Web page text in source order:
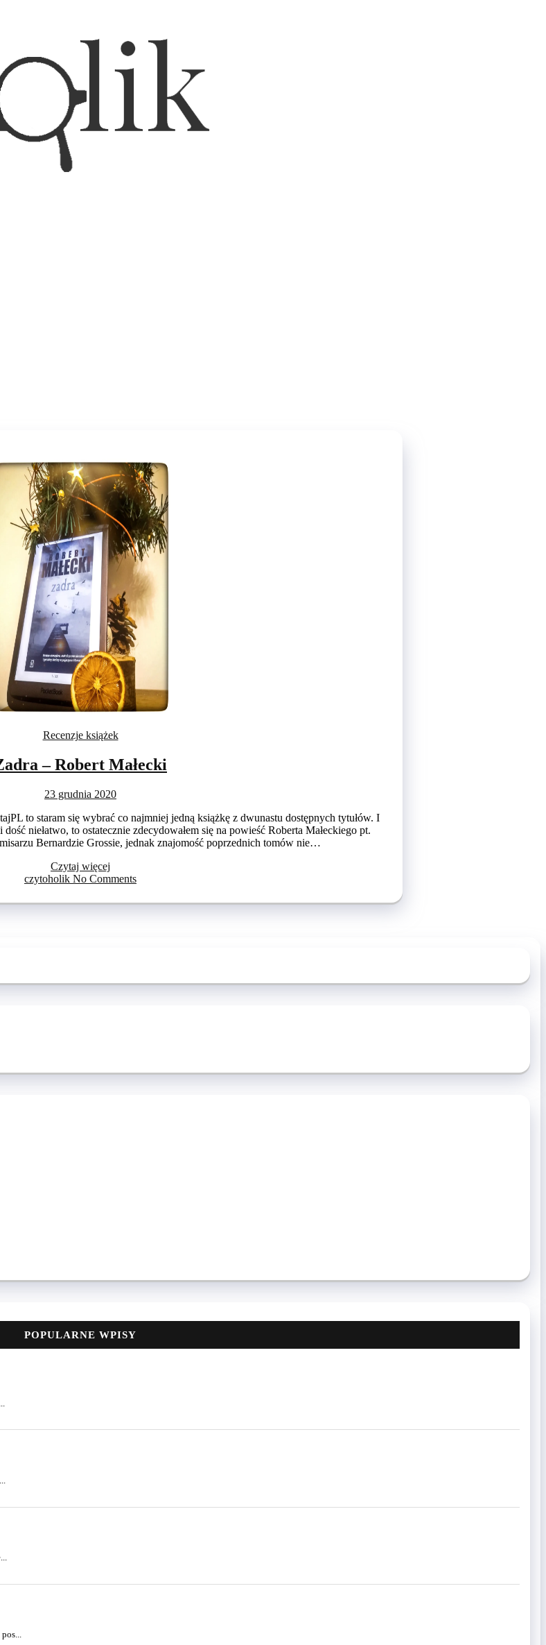
Recenzje książek
– Robert Małecki
23 grudnia 2020
to staram się wybrać co najmniej jedną książkę z dwunastu dostępnych tytułów. I
niełatwo, to ostatecznie zdecydowałem się na powieść Roberta Małeckiego pt.
Bernardzie Grossie, jednak znajomość poprzednich tomów nie…
Czytaj więcej
czytoholik No Comments
POPULARNE WPISY